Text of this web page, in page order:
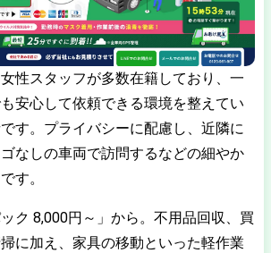
女性スタッフが多数在籍しており、一
安心して依頼できる環境を整えてい
す。プライバシーに配慮し、近隣に
なしの車両で訪問するなどの細やか
す。
ク 8,000円～」から。不用品回収、買
に加え、家具の移動といった軽作業